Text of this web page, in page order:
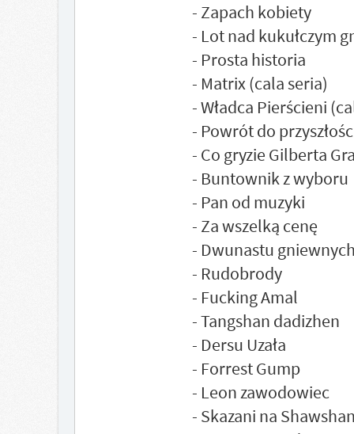
- Zapach kobiety
- Lot nad kukułczym
- Prosta historia
- Matrix (cala seria)
- Władca Pierścieni
- Powrót do
- Co gryzie Gilberta
- Buntownik z wyboru
- Pan od muzyki
- Za wszelką cenę
- Dwunastu
- Rudobrody
- Fucking Amal
- Tangshan dadizhen
- Dersu Uzała
- Forrest Gump
- Leon zawodowiec
- Skazani na